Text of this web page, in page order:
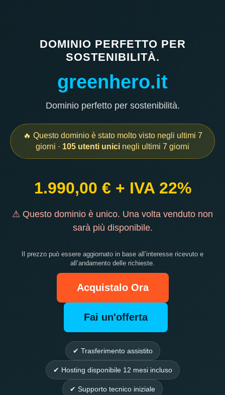
DOMINIO PERFETTO PER
SOSTENIBILITÀ.
greenhero.it
Dominio perfetto per sostenibilità.
🔥 Questo dominio è stato molto visto negli ultimi 7
giorni · 105 utenti unici negli ultimi 7 giorni
1.990,00 € + IVA 22%
⚠ Questo dominio è unico. Una volta venduto non
sarà più disponibile.
Il prezzo può essere aggiornato in base all’interesse ricevuto e
all’andamento delle richieste.
Acquistalo Ora
Fai un'offerta
✔ Trasferimento assistito
✔ Hosting disponibile 12 mesi incluso
✔ Supporto tecnico iniziale